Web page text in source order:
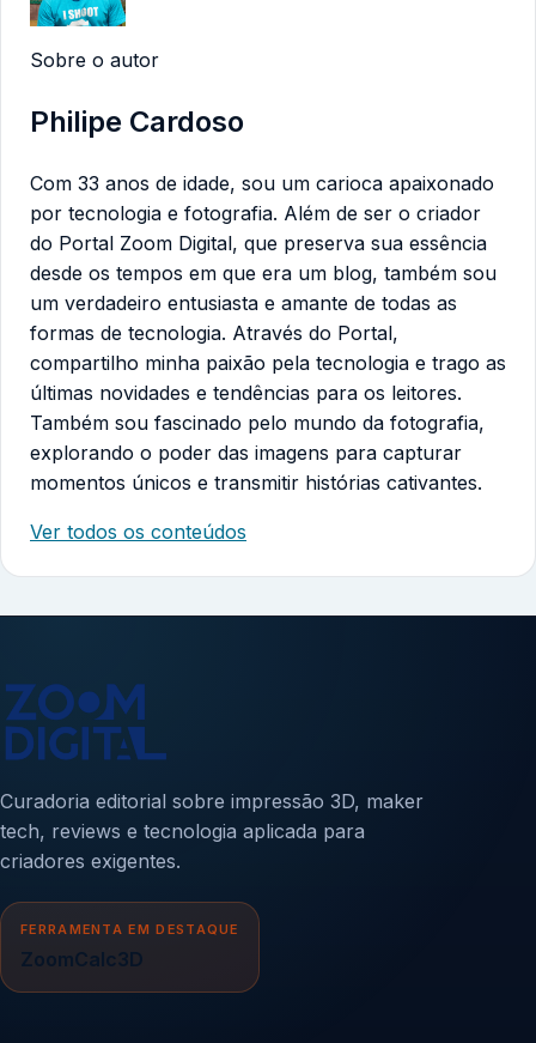
Sobre o autor
Philipe Cardoso
Com 33 anos de idade, sou um carioca apaixonado
por tecnologia e fotografia. Além de ser o criador
do Portal Zoom Digital, que preserva sua essência
desde os tempos em que era um blog, também sou
um verdadeiro entusiasta e amante de todas as
formas de tecnologia. Através do Portal,
compartilho minha paixão pela tecnologia e trago as
últimas novidades e tendências para os leitores.
Também sou fascinado pelo mundo da fotografia,
explorando o poder das imagens para capturar
momentos únicos e transmitir histórias cativantes.
Ver todos os conteúdos
Curadoria editorial sobre impressão 3D, maker
tech, reviews e tecnologia aplicada para
criadores exigentes.
FERRAMENTA EM DESTAQUE
ZoomCalc3D